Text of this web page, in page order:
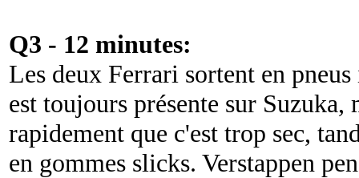
Q3 - 12 minutes:
Les deux Ferrari sortent en
est toujours présente sur
rapidement que c'est trop sec,
en gommes slicks. Verstappen